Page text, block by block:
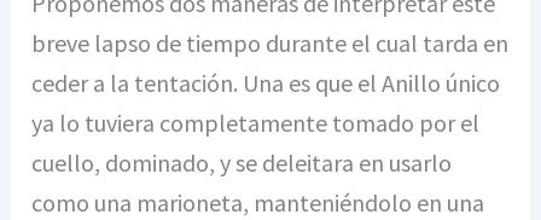
breve lapso de tiempo durante el cual tarda en
ceder a la tentación. Una es que el Anillo único
ya lo tuviera completamente tomado por el
cuello, dominado, y se deleitara en usarlo
como una marioneta, manteniéndolo en una